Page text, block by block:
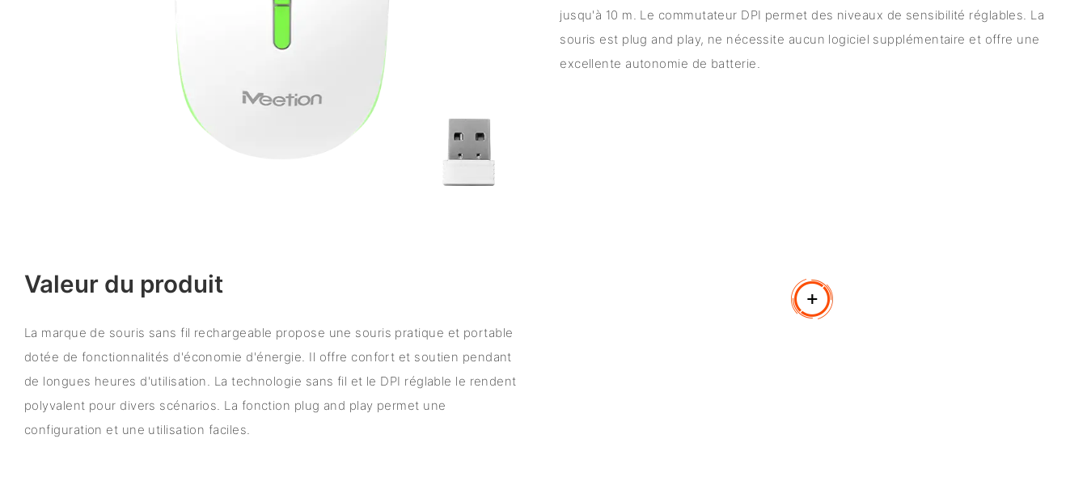
jusqu'à 10 m. Le commutateur DPI permet des niveaux de sensibilité réglables. La
souris est plug and play, ne nécessite aucun logiciel supplémentaire et offre une
excellente autonomie de batterie.
Valeur du produit
La marque de souris sans fil rechargeable propose une souris pratique et portable
dotée de fonctionnalités d'économie d'énergie. Il offre confort et soutien pendant
de longues heures d'utilisation. La technologie sans fil et le DPI réglable le rendent
polyvalent pour divers scénarios. La fonction plug and play permet une
configuration et une utilisation faciles.